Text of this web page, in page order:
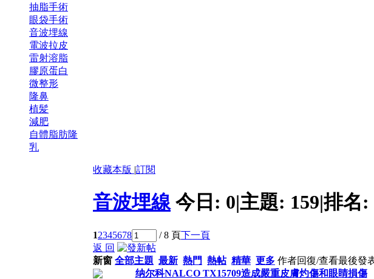
抽脂手術
眼袋手術
音波埋線
電波拉皮
雷射溶脂
膠原蛋白
微整形
隆鼻
植髪
減肥
自體脂肪隆
乳
收藏本版 |訂閱
音波埋線 今日: 0|主題: 159|排名:
12345678 / 8 頁下一頁
返 回
新窗 全部主題 最新 熱門 熱帖 精華 更多 作者回復/查看最後發
纳尔科NALCO TX15709造成嚴重皮膚灼傷和眼睛損傷